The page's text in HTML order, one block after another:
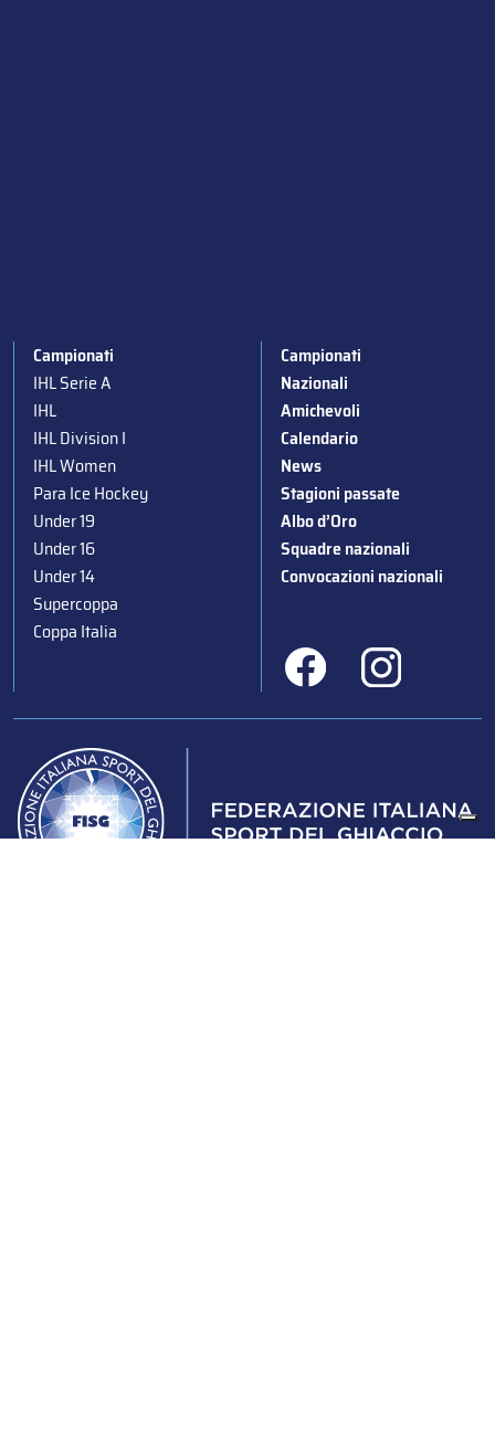
Campionati
IHL Serie A
IHL
IHL Division I
IHL Women
Para Ice Hockey
Under 19
Under 16
Under 14
Supercoppa
Coppa Italia
Campionati
Nazionali
Amichevoli
Calendario
News
Stagioni passate
Albo d’Oro
Squadre nazionali
Convocazioni nazionali